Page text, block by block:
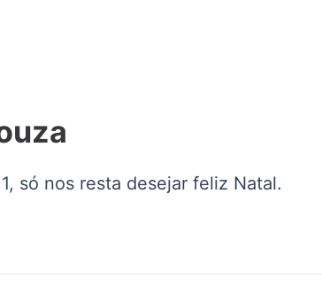
só nos resta desejar feliz Natal.